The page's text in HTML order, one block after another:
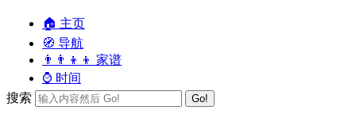
🏠 主页
🧭 导航
👨‍👨‍👦‍👦 家谱
⌚ 时间
搜索
Go!